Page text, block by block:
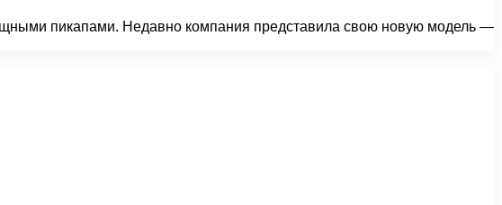
пикапами. Недавно компания представила свою новую модель —